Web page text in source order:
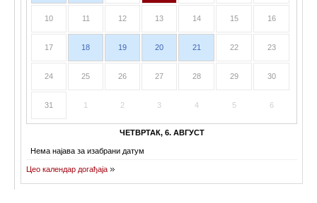
10 11 12 13 14 15 16
17 18 19 20 21 22 23
24 25 26 27 28 29 30
31 1 2 3 4 5 6
ЧЕТВРТАК, 6. АВГУСТ
Нема најава за изабрани датум
Цео календар догађаја